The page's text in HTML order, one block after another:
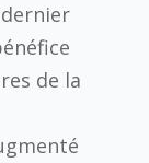
de la